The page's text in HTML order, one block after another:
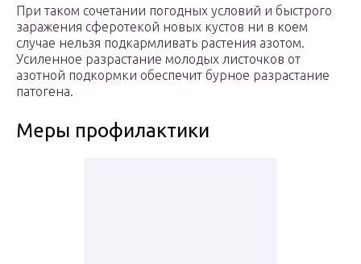
При таком сочетании погодных условий и быстрого
заражения сферотекой новых кустов ни в коем
случае нельзя подкармливать растения азотом.
Усиленное разрастание молодых листочков от
азотной подкормки обеспечит бурное разрастание
патогена.
Меры профилактики